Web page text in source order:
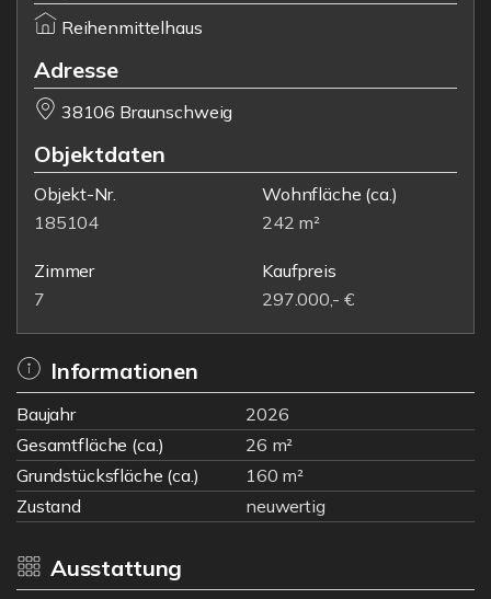
Reihenmittelhaus
Adresse
38106 Braunschweig
Objektdaten
Objekt-Nr.
185104
Wohnfläche (ca.)
242 m²
Zimmer
7
Kaufpreis
297.000,- €
Informationen
Baujahr
2026
Gesamtfläche (ca.)
26 m²
Grundstücksfläche (ca.)
160 m²
Zustand
neuwertig
Ausstattung